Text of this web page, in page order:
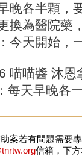
晚各半顆，
換為醫院藥
今天開始，
喵喵醬 沐恩
每天早晚各
案若有問題需要
信箱，下